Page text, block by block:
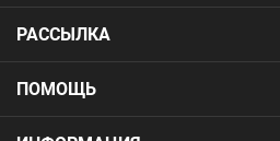
ПОМОЩЬ
РАССЫЛКА